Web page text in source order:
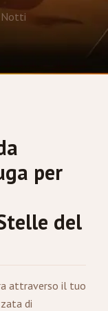
Notti
per
del
attraverso il tuo
di